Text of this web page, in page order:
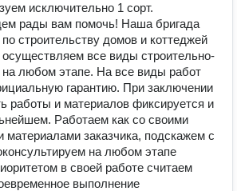
исключительно 1 сорт.
рады вам помочь! Наша бригада
по строительству домов и коттеджей
все виды строительно-
любом этапе. На все виды работ
гарантию. При заключении
работы и материалов фиксируется и
Работаем как со своими
материалами заказчика, подскажем с
на любом этапе
в своей работе считаем
выполнение